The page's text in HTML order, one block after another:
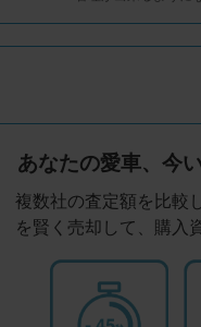
あなたの愛車、今
複数社の査定額を比較
を賢く売却して、購入